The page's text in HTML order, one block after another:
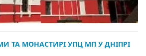
ТА МОНАСТИРІ УПЦ МП У ДНІПРІ